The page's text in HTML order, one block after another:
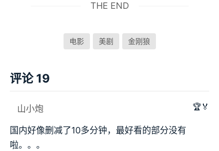
THE END
电影 美剧 金刚狼
评论 19
山小炮 🏆🏅
国内好像删减了10多分钟，最好看的部分没有
啦。。。